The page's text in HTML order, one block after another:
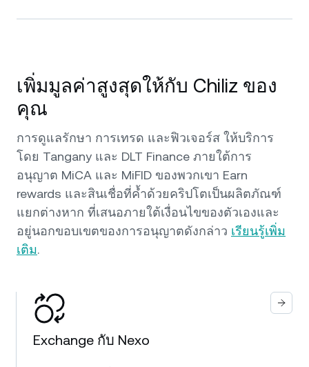
เพิ่มมูลค่าสูงสุดให้กับ Chiliz ของ
คุณ
การดูแลรักษา การเทรด และฟิวเจอร์ส ให้บริการ
โดย Tangany และ DLT Finance ภายใต้การ
อนุญาต MiCA และ MiFID ของพวกเขา Earn
rewards และสินเชื่อที่ค้ำด้วยคริปโตเป็นผลิตภัณฑ์
แยกต่างหาก ที่เสนอภายใต้เงื่อนไขของตัวเองและ
อยู่นอกขอบเขตของการอนุญาตดังกล่าว เรียนรู้เพิ่ม
เติม.
Exchange กับ Nexo